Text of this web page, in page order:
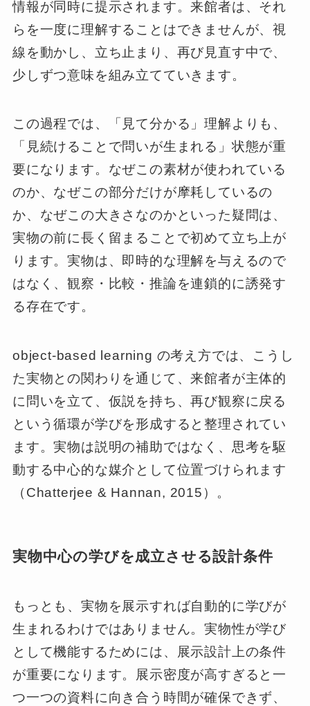
情報が同時に提示されます。来館者は、それ
らを一度に理解することはできませんが、視
線を動かし、立ち止まり、再び見直す中で、
少しずつ意味を組み立てていきます。
この過程では、「見て分かる」理解よりも、
「見続けることで問いが生まれる」状態が重
要になります。なぜこの素材が使われている
のか、なぜこの部分だけが摩耗しているの
か、なぜこの大きさなのかといった疑問は、
実物の前に長く留まることで初めて立ち上が
ります。実物は、即時的な理解を与えるので
はなく、観察・比較・推論を連鎖的に誘発す
る存在です。
object-based learning の考え方では、こうし
た実物との関わりを通じて、来館者が主体的
に問いを立て、仮説を持ち、再び観察に戻る
という循環が学びを形成すると整理されてい
ます。実物は説明の補助ではなく、思考を駆
動する中心的な媒介として位置づけられます
（Chatterjee & Hannan, 2015）。
実物中心の学びを成立させる設計条件
もっとも、実物を展示すれば自動的に学びが
生まれるわけではありません。実物性が学び
として機能するためには、展示設計上の条件
が重要になります。展示密度が高すぎると一
つ一つの資料に向き合う時間が確保できず、